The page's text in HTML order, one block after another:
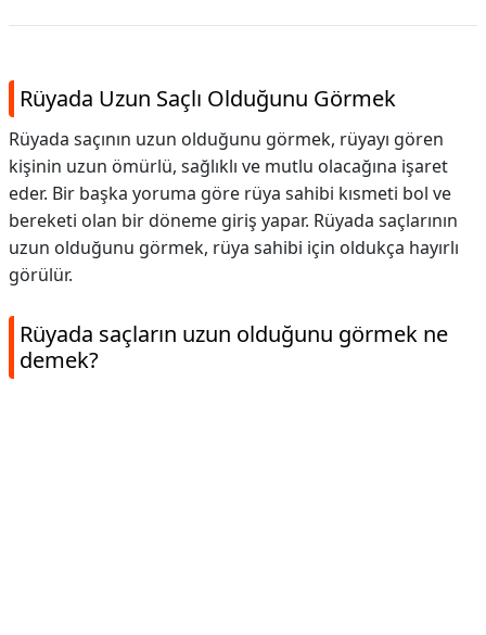
Rüyada Uzun Saçlı Olduğunu Görmek
Rüyada saçının uzun olduğunu görmek, rüyayı gören
kişinin uzun ömürlü, sağlıklı ve mutlu olacağına işaret
eder. Bir başka yoruma göre rüya sahibi kısmeti bol ve
bereketi olan bir döneme giriş yapar. Rüyada saçlarının
uzun olduğunu görmek, rüya sahibi için oldukça hayırlı
görülür.
Rüyada saçların uzun olduğunu görmek ne
demek?